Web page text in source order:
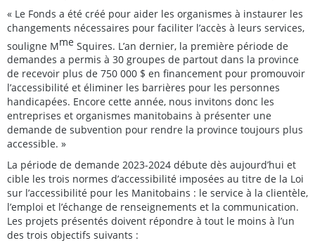
« Le Fonds a été créé pour aider les organismes à instaurer les
changements nécessaires pour faciliter l’accès à leurs services,
souligne Mme Squires. L’an dernier, la première période de
demandes a permis à 30 groupes de partout dans la province
de recevoir plus de 750 000 $ en financement pour promouvoir
l’accessibilité et éliminer les barrières pour les personnes
handicapées. Encore cette année, nous invitons donc les
entreprises et organismes manitobains à présenter une
demande de subvention pour rendre la province toujours plus
accessible. »
La période de demande 2023-2024 débute dès aujourd’hui et
cible les trois normes d’accessibilité imposées au titre de la Loi
sur l’accessibilité pour les Manitobains : le service à la clientèle,
l’emploi et l’échange de renseignements et la communication.
Les projets présentés doivent répondre à tout le moins à l’un
des trois objectifs suivants :